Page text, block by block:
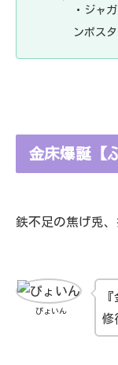
・ジャ
ンポス
金床爆誕【
鉄不足の焦げ兎、
ぴょいん
修